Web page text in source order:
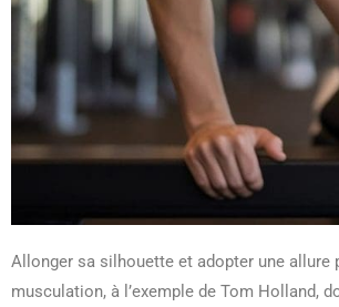
Allonger sa silhouette et adopter une
musculation, à l’exemple de Tom Holland,